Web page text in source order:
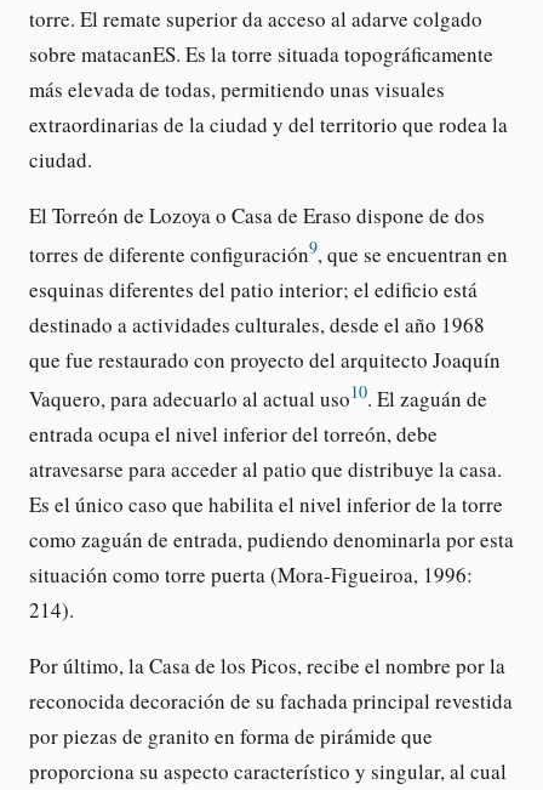
torre. El remate superior da acceso al adarve colgado
sobre matacanES. Es la torre situada topográficamente
más elevada de todas, permitiendo unas visuales
extraordinarias de la ciudad y del territorio que rodea la
ciudad.
El Torreón de Lozoya o Casa de Eraso dispone de dos
torres de diferente configuración9, que se encuentran en
esquinas diferentes del patio interior; el edificio está
destinado a actividades culturales, desde el año 1968
que fue restaurado con proyecto del arquitecto Joaquín
Vaquero, para adecuarlo al actual uso10. El zaguán de
entrada ocupa el nivel inferior del torreón, debe
atravesarse para acceder al patio que distribuye la casa.
Es el único caso que habilita el nivel inferior de la torre
como zaguán de entrada, pudiendo denominarla por esta
situación como torre puerta (Mora-Figueiroa, 1996:
214).
Por último, la Casa de los Picos, recibe el nombre por la
reconocida decoración de su fachada principal revestida
por piezas de granito en forma de pirámide que
proporciona su aspecto característico y singular, al cual